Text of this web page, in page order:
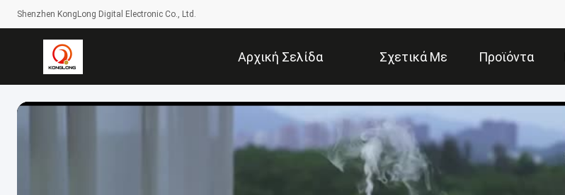
Shenzhen KongLong Digital Electronic Co., Ltd.
Αρχική Σελίδα Σχετικά Με
Εμάς
Προϊόντα